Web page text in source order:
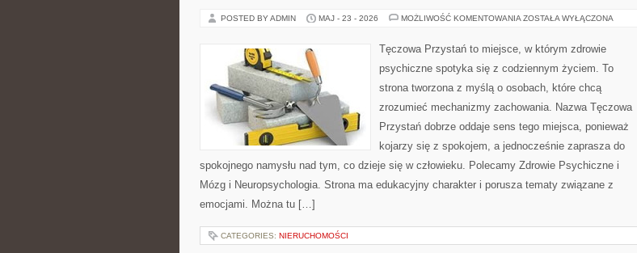
POSTED BY ADMIN MAJ - 23 - 2026 MOŻLIWOŚĆ KOMENTOWANIA DZIECI
ZOSTAŁA WYŁĄCZONA
Tęczowa Przystań to miejsce, w którym zdrowie
psychiczne spotyka się z codziennym życiem. To
strona tworzona z myślą o osobach, które chcą
zrozumieć mechanizmy zachowania. Nazwa Tęczowa
Przystań dobrze oddaje sens tego miejsca, ponieważ
kojarzy się z spokojem, a jednocześnie zaprasza do
spokojnego namysłu nad tym, co dzieje się w człowieku. Polecamy Zdrowie Psychiczne i
Mózg i Neuropsychologia. Strona ma edukacyjny charakter i porusza tematy związane z
emocjami. Można tu […]
CATEGORIES: NIERUCHOMOŚCI